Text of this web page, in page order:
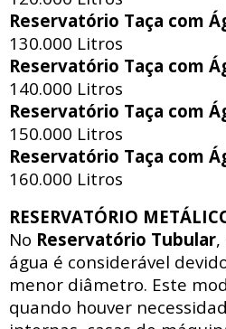
Reservatório Taça com
130.000 Litros
Reservatório Taça com
140.000 Litros
Reservatório Taça com
150.000 Litros
Reservatório Taça com
160.000 Litros
RESERVATÓRIO
No Reservatório Tubular,
água é considerável
menor diâmetro. Este
quando houver